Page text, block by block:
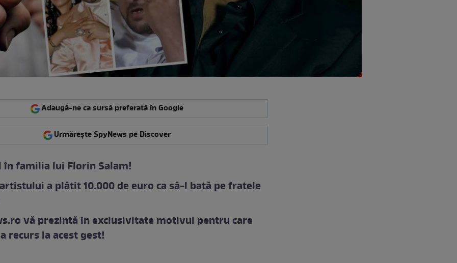
Adaugă-ne ca sursă preferată în Google
Urmărește SpyNews pe Discover
în familia lui Florin Salam!
a plătit 10.000 de euro ca să-l bată pe fratele
vă prezintă în exclusivitate motivul pentru care
recurs la acest gest!